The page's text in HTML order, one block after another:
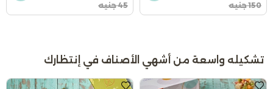
150 جنيه 45 جنيه
تشكيله واسعة من أشهي الأصناف في إنتظارك